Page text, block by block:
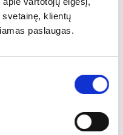
klientų
paslaugas.
KUGA
KUGA